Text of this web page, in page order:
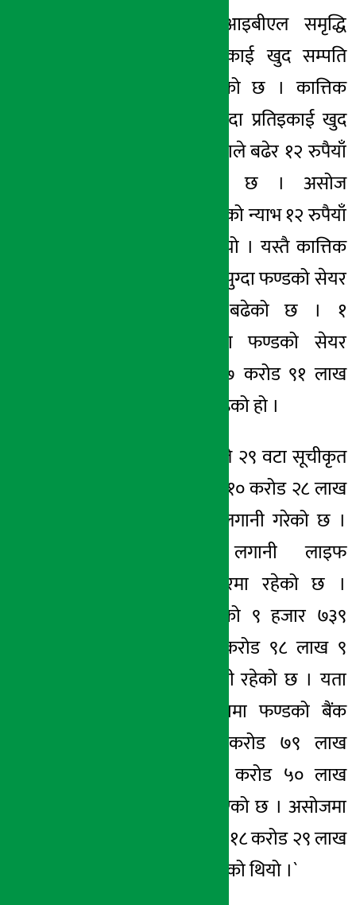
काठमाडौं । एनआइबीएल समृद्धि
फन्ड-१ को प्रतिइकाई खुद सम्पति
मूल्य (न्याभ) बढेको छ । कात्तिक
मसान्तसम्म आइपुग्दा प्रतिइकाई खुद
मूल्य (न्याभ) ४ पैसाले बढेर १२ रुपैयाँ
६६ पैसा पुगेको छ । असोज
महिनासम्ममा फण्डको न्याभ १२ रुपैयाँ
६२ पैसा रहेको थियो । यस्तै कात्तिक
मसान्तसम्ममा आइपुग्दा फण्डको सेयर
बजारमा लगानी बढेको छ । १
महिनाको अवधिमा फण्डको सेयर
बजारमा लगानी १७ करोड ९१ लाख
७९ हजार रुपैयाँ बढेको हो ।
यसअवधिमा फण्डले २९ वटा सूचीकृत
कम्पनीको सेयरमा १० करोड २८ लाख
४३ हजार रुपैयाँ लगानी गरेको छ ।
सबैभन्दा धेरै लगानी लाइफ
इन्स्योरेन्सको सेयरमा रहेको छ ।
लाइफ इन्स्योरेन्सको ९ हजार ७३९
कित्ता सेयरमा १ करोड ९८ लाख ९
हजार रुपैयाँ लगानी रहेको छ । यता
पछिल्लो १ महिनामा फण्डको बैंक
मौज्दात भने ४ करोड ७९ लाख
रुपैयाँले घटेर १३ करोड ५० लाख
रुपैयाँमा कायम भएको छ । असोजमा
भने फण्डको बैंकमा १८ करोड २९ लाख
४१ हजार रुपैयाँ रहेको थियो ।`